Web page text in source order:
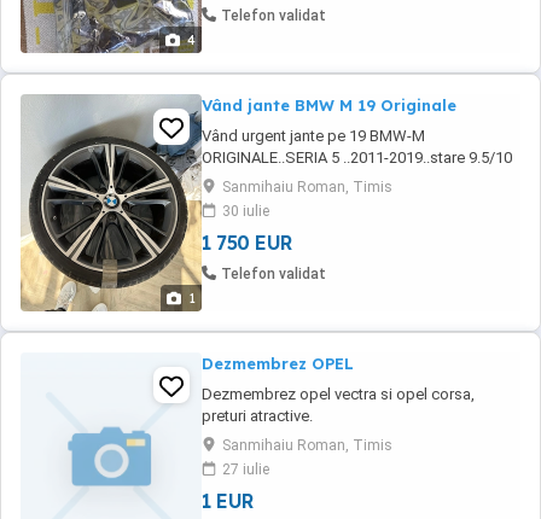
4
Telefon validat
1
Vând jante BMW M 19 Originale
Vând urgent jante pe 19 BMW-M
ORIGINALE..SERIA 5 ..2011-2019..stare 9.5/10
aproape noi.
Sanmihaiu Roman, Timis
30 iulie
1 750 EUR
Telefon validat
Dezmembrez OPEL
Dezmembrez opel vectra si opel corsa,
preturi atractive.
Sanmihaiu Roman, Timis
27 iulie
1 EUR